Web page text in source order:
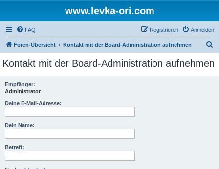
www.levka-ori.com
FAQ Anmelden
Registrieren
Foren-Übersicht Kontakt mit der Board-Administration aufnehmen
c
Kontakt mit der Board-Administration aufnehmen
Empfänger:
Administrator
Deine E-Mail-Adresse:
Dein Name:
Betreff: